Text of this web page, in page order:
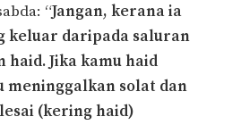
“Jangan, kerana ia
keluar daripada saluran
haid. Jika kamu haid
meninggalkan solat dan
(kering haid)